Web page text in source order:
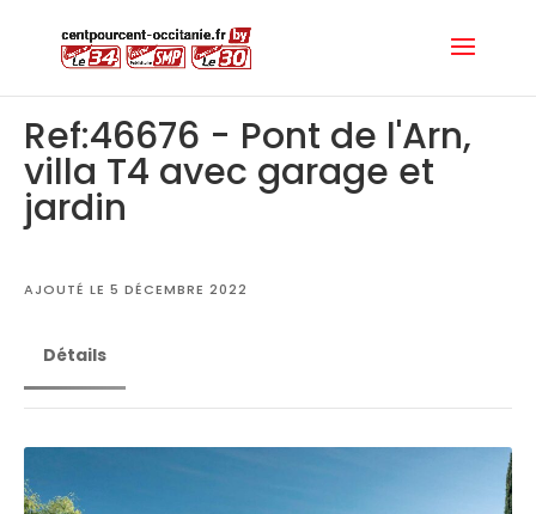
Ref:46676 - Pont de l'Arn,
villa T4 avec garage et
jardin
AJOUTÉ LE 5 DÉCEMBRE 2022
Détails